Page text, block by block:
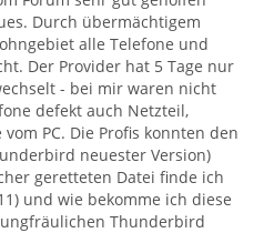
Durch übermächtigem
alle Telefone und
Der Provider hat 5 Tage nur
- bei mir waren nicht
defekt auch Netzteil,
PC. Die Profis konnten den
neuester Version)
geretteten Datei finde ich
und wie bekomme ich diese
Thunderbird